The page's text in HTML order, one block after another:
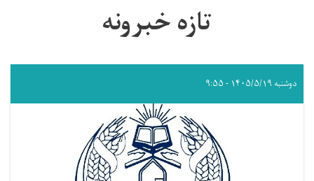
تازه خبرونه
دوشنبه ۱۴۰۵/۵/۱۹ - ۹:۵۵